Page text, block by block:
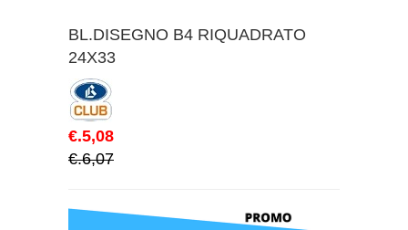
BL.DISEGNO B4 RIQUADRATO
24X33
€.5,08
€.6,07